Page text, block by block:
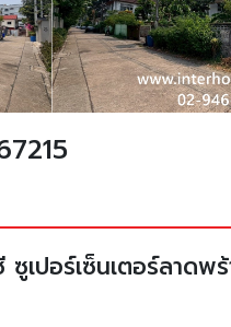
ซูเปอร์เซ็นเตอร์ลาด